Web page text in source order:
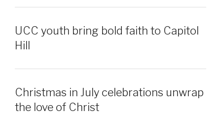
UCC youth bring bold faith to Capitol
Hill
Christmas in July celebrations unwrap
the love of Christ